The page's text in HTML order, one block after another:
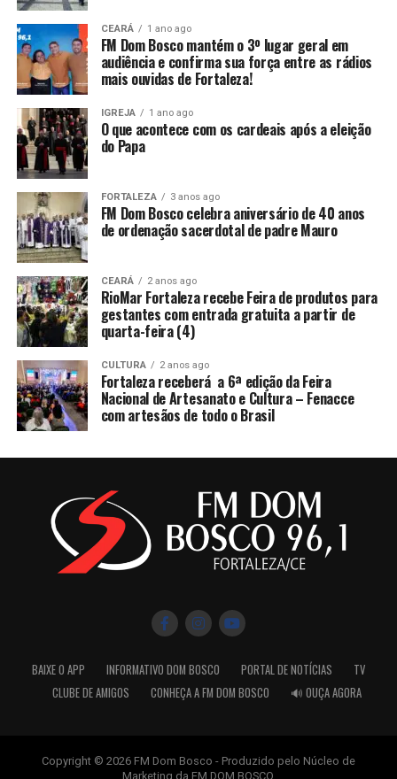
CEARÁ 1 ano ago
FM Dom Bosco mantém o 3º lugar geral em
audiência e confirma sua força entre as rádios
mais ouvidas de Fortaleza!
IGREJA 1 ano ago
O que acontece com os cardeais após a eleição
do Papa
FORTALEZA 3 anos ago
FM Dom Bosco celebra aniversário de 40 anos
de ordenação sacerdotal de padre Mauro
CEARÁ 2 anos ago
RioMar Fortaleza recebe Feira de produtos para
gestantes com entrada gratuita a partir de
quarta-feira (4)
CULTURA 2 anos ago
Fortaleza receberá a 6ª edição da Feira
Nacional de Artesanato e Cultura – Fenacce
com artesãos de todo o Brasil
BAIXE O APP INFORMATIVO DOM BOSCO PORTAL DE NOTÍCIAS
TV
CLUBE DE AMIGOS
CONHEÇA A FM DOM BOSCO 🔊 OUÇA AGORA
Copyright © 2026 FM Dom Bosco - Produzido pelo Núcleo de
Marketing da FM DOM BOSCO